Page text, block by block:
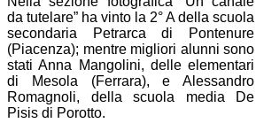
da tutelare” ha vinto la 2° A della scuola
secondaria Petrarca di Pontenure
(Piacenza); mentre migliori alunni sono
stati Anna Mangolini, delle elementari
di Mesola (Ferrara), e Alessandro
Romagnoli, della scuola media De
Pisis di Porotto.